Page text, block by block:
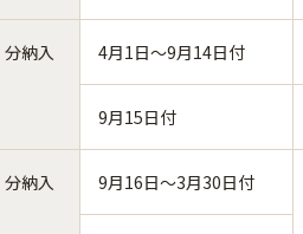
納入
4月1日～9月14日付
9月15日付
納入
9月16日～3月30日付